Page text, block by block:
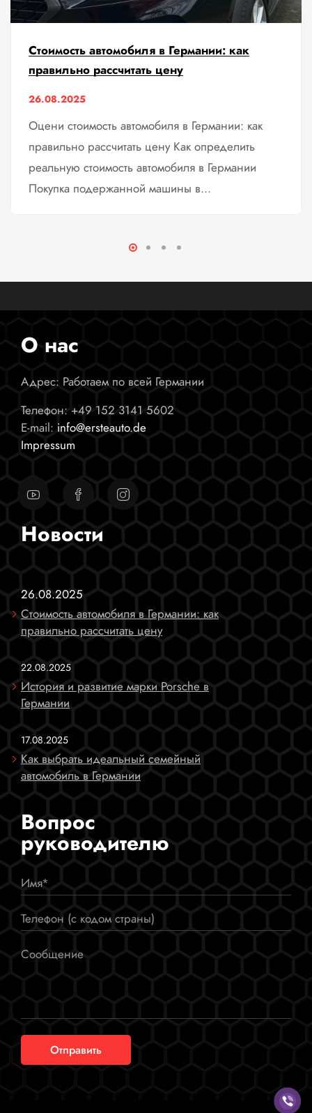
Стоимость автомобиля в Германии: как
правильно рассчитать цену
26.08.2025
Оцени стоимость автомобиля в Германии: как
правильно рассчитать цену Как определить
реальную стоимость автомобиля в Германии
Покупка подержанной машины в...
О нас
Адрес: Работаем по всей Германии
Телефон:+49 152 3141 5602
E-mail: info@ersteauto.de
Impressum
Новости
26.08.2025
Стоимость автомобиля в Германии: как
правильно рассчитать цену
22.08.2025
История и развитие марки Porsche в
Германии
17.08.2025
Как выбрать идеальный семейный
автомобиль в Германии
Вопрос
руководителю